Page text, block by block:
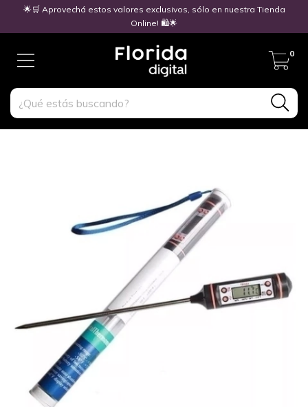
🌟🛒 Aprovechá estos valores exclusivos, sólo en nuestra Tienda
Online! 🛍️🌟
0